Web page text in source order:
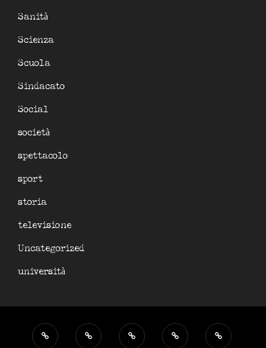
Sanità
Scienza
Scuola
Sindacato
Social
società
spettacolo
sport
storia
televisione
Uncategorized
università